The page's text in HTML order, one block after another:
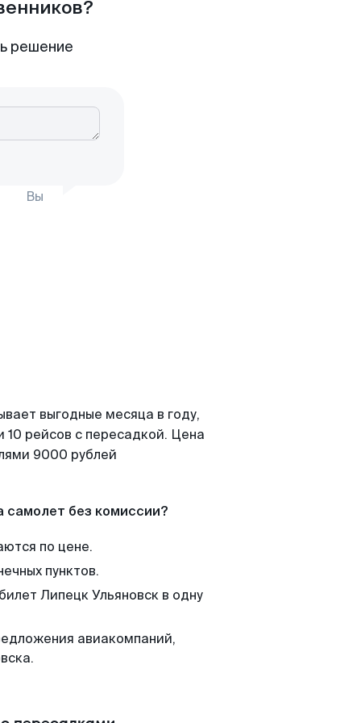
решение
Вы
выгодные месяца в году,
рейсов с пересадкой. Цена
9000 рублей
самолет без комиссии?
по цене.
пунктов.
Липецк Ульяновск в одну
авиакомпаний,